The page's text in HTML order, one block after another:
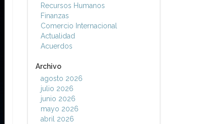
Recursos Humanos
Finanzas
Comercio Internacional
Actualidad
Acuerdos
Archivo
agosto 2026
julio 2026
junio 2026
mayo 2026
abril 2026